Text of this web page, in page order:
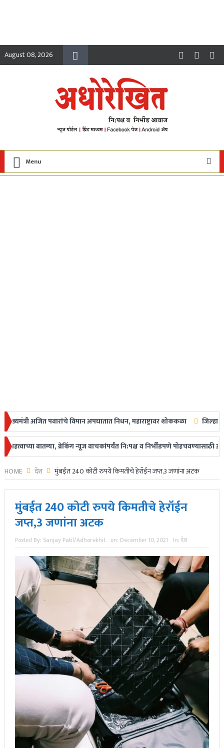
August 08, 2026
Menu
विमान अपघातात निधन, महाराष्ट्रावर शोककळा जिल्हा परिषद-पंचायत
ब्रेकिंग न्यूज वाचकांपर्यंत नि:पक्ष व निर्भीडपणे पोहचवण्यासाठी आम्ही
HOME देश मुंबईत 240 कोटी रुपये किमतीचे हेरॉईन जप्त,3 जणांना अटक
मुंबईत 240 कोटी रुपये किमतीचे हेरॉईन
जप्त,3 जणांना अटक
Posted By: Sanjay Patil/Adhorekhit on: December 10, 2021 In:देश